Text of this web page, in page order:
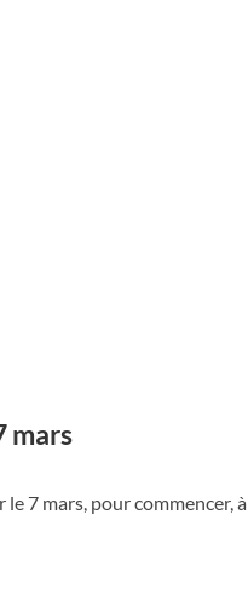
mars
le 7 mars, pour commencer, à